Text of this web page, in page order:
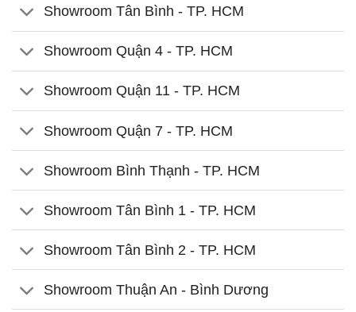
Showroom Tân Bình - TP. HCM
Showroom Quận 4 - TP. HCM
Showroom Quận 11 - TP. HCM
Showroom Quận 7 - TP. HCM
Showroom Bình Thạnh - TP. HCM
Showroom Tân Bình 1 - TP. HCM
Showroom Tân Bình 2 - TP. HCM
Showroom Thuận An - Bình Dương